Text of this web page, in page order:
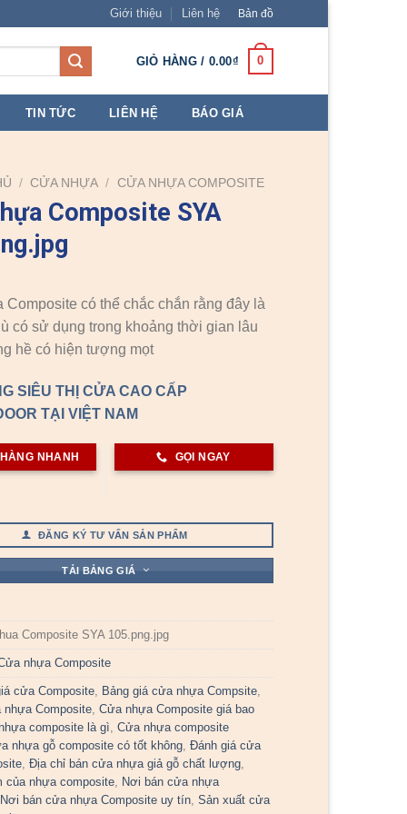
Giới thiệu Liên hệ Bản đồ
GIỎ HÀNG / 0.00₫ 0
TIN TỨC LIÊN HỆ BÁO GIÁ
/ CỬA NHỰA / CỬA NHỰA COMPOSITE
Composite SYA
Composite có thể chắc chắn rằng đây là
có sử dụng trong khoảng thời gian lâu
hề có hiện tượng mọt
SIÊU THỊ CỬA CAO CẤP
TẠI VIỆT NAM
NHANH GỌI NGAY
ĐĂNG KÝ TƯ VẤN SẢN PHẨM
TẢI BẢNG GIÁ
Composite SYA 105.png.jpg
nhựa Composite
cửa Composite, Bảng giá cửa nhựa Compsite,
nhựa Composite,Cửa nhựa Composite giá bao
composite là gì,Cửa nhựa composite
nhựa gỗ composite có tốt không,Đánh giá cửa
,Địa chỉ bán cửa nhựa giả gỗ chất lượng,
của nhựa composite, Nơi bán cửa nhựa
Nơi bán cửa nhựa Composite uy tín,Sản xuất cửa